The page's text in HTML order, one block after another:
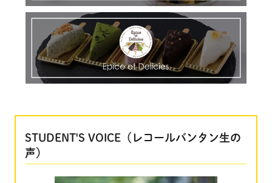
STUDENT'S VOICE（レコールバンタン生の
声）